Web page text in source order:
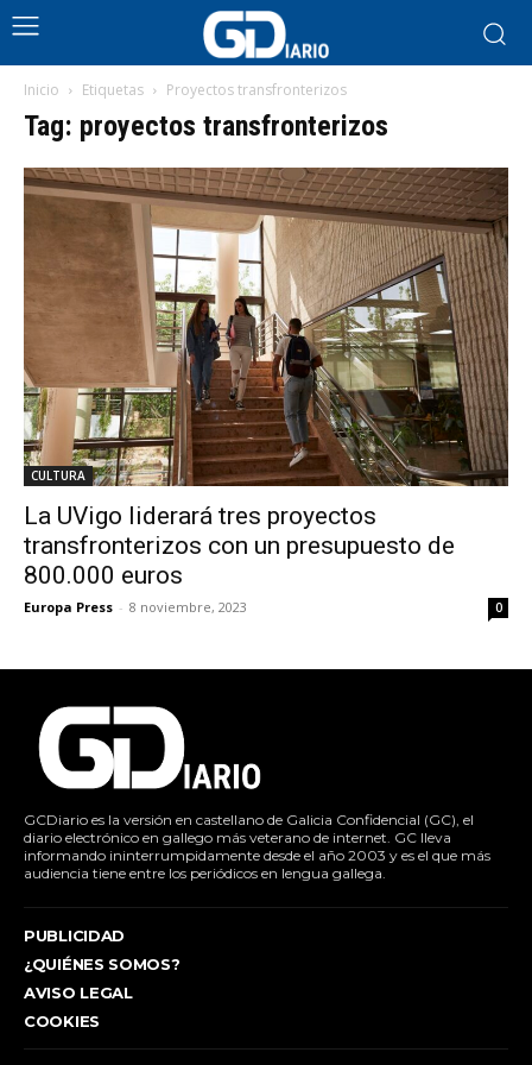
Inicio Etiquetas Proyectos transfronterizos
Tag: proyectos transfronterizos
CULTURA
La UVigo liderará tres proyectos
transfronterizos con un presupuesto de
800.000 euros
Europa Press - 8 noviembre, 2023 0
GCDiario es la versión en castellano de Galicia Confidencial (GC), el
diario electrónico en gallego más veterano de internet. GC lleva
informando ininterrumpidamente desde el año 2003 y es el que más
audiencia tiene entre los periódicos en lengua gallega.
PUBLICIDAD
¿QUIÉNES SOMOS?
AVISO LEGAL
COOKIES